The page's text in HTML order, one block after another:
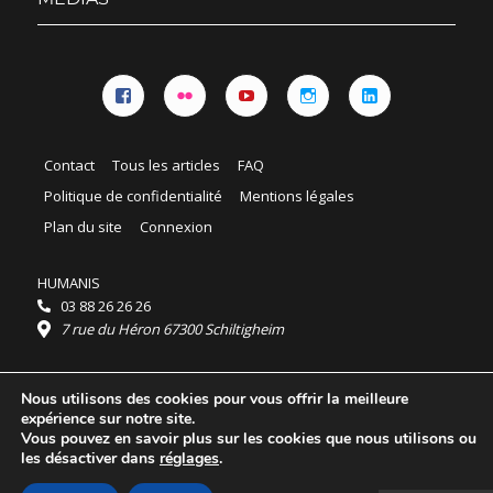
Contact Tous les articles
FAQ
Politique de confidentialité
Mentions légales
Plan du site
Connexion
HUMANIS
03 88 26 26 26
7 rue du Héron 67300 Schiltigheim
Horaires :
HUMANIS : du lundi au vendredi 9h - 18h
Ordidocaz : du lundi au vendredi 8h - 19h
© 2025 HUMANIS, tous droits réservés.
Licence Creative Commons Attribution 4.0
Nous utilisons des cookies pour vous offrir la meilleure
expérience sur notre site.
Vous pouvez en savoir plus sur les cookies que nous utilisons ou
les désactiver dans réglages.